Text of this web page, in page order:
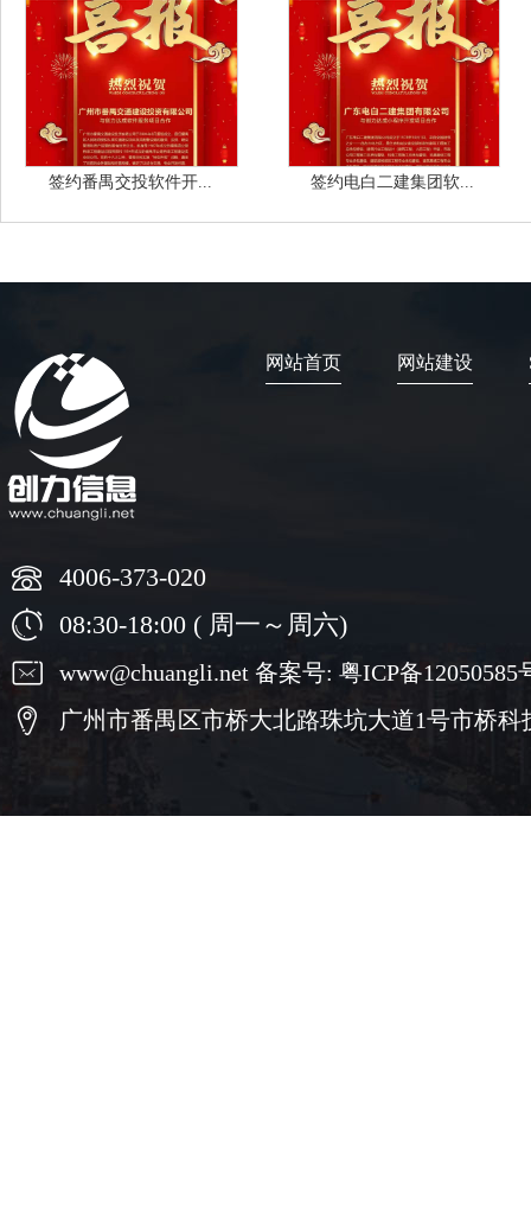
签约番禺交投软件开... 签约电白二建集团软...
网站首页 网站建设
4006-373-020
08:30-18:00 ( 周一～周六)
www@chuangli.net 备案号: 粤ICP备12050585
广州市番禺区市桥大北路珠坑大道1号市桥科